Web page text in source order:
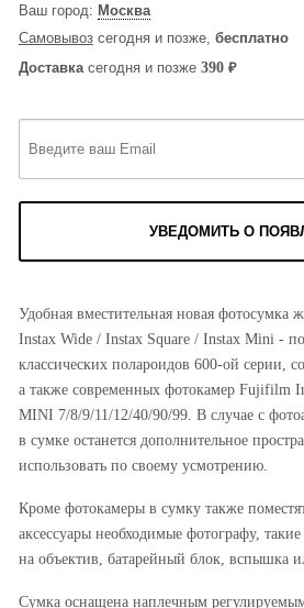
Ваш город: Москва
Самовывозсегодня и позже, бесплатно
Доставкасегодня и позже 390 ₽
УВЕДОМИТЬ О
Удобная вместительная новая фотосумка
Instax Wide / Instax Square / Instax Mini -
классических полароидов 600-ой серии,
а также современных фотокамер Fujifilm
MINI 7/8/9/11/12/40/90/99. В случае с
в сумке останется дополнительное
использовать по своему усмотрению.
Кроме фотокамеры в сумку также
аксессуары необходимые фотографу,
на объектив, батарейный блок, вспышка
Сумка оснащена наплечным